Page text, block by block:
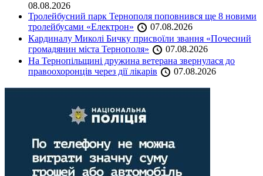
08.08.2026
Тролейбусний парк Тернополя поповнився ще 8 новими
тролейбусами «Електрон»
07.08.2026
Кардиналу Миколі Бичку присвоїли звання «Почесний
громадянин міста Тернополя»
07.08.2026
На Тернопільщині дружина ветерана звернулася до
правоохоронців через дії лікарів
07.08.2026